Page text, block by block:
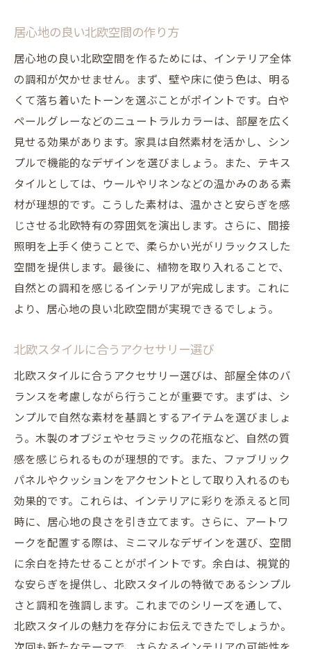
居心地の良い北欧空間の作り方
居心地の良い北欧空間を作るためには、インテリア全体
の調和が欠かせません。まず、壁や床に使う色は、明る
くて落ち着いたトーンを選ぶことがポイントです。白や
ペールグレーなどのニュートラルカラーは、部屋を広く
見せる効果があります。家具は自然素材を活かし、シン
プルで機能的なデザインを選びましょう。また、テキス
タイルとしては、ウールやリネンなどの温かみのある素
材が理想的です。こうした素材は、温かさと安らぎを感
じさせる北欧特有の雰囲気を演出します。さらに、間接
照明を上手く使うことで、柔らかい光がリラックスした
空間を提供します。最後に、植物を取り入れることで、
自然との調和を感じるインテリアが完成します。これに
より、居心地の良い北欧空間が実現できるでしょう。
北欧スタイルに合うアクセサリー選び
北欧スタイルに合うアクセサリー選びは、部屋全体のバ
ランスを考慮しながら行うことが重要です。まずは、シ
ンプルで自然な素材を基調とするアイテムを選びましょ
う。木製のオブジェやセラミックの花瓶など、自然の質
感を感じられるものが理想的です。また、ファブリック
パネルやクッションをアクセントとして取り入れるのも
効果的です。これらは、インテリアに彩りを添えると同
時に、居心地の良さを引き立てます。さらに、アートワ
ークを配置する際は、ミニマルなデザインを選び、空間
に余白を持たせることがポイントです。余白は、視覚的
な安らぎを提供し、北欧スタイルの特徴であるシンプル
さと調和を強調します。これまでのシリーズを通して、
北欧スタイルの魅力を存分にお伝えできたでしょうか。